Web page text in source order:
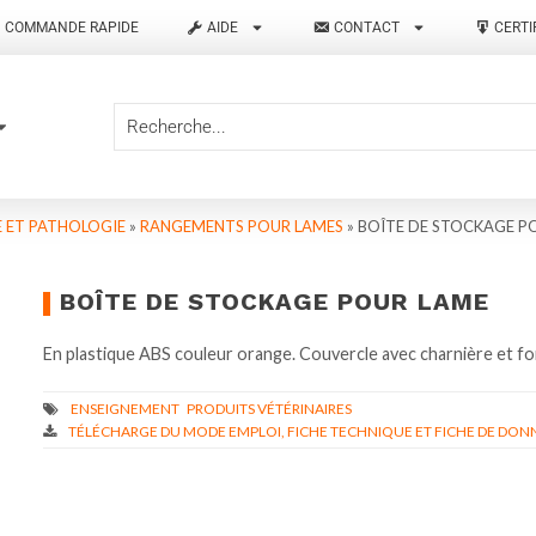
COMMANDE RAPIDE AIDE CONTACT
PATHOLOGIE » RANGEMENTS POUR LAMES » BOÎTE DE STOCKAGE
BOÎTE DE STOCKAGE POUR LAME
En plastique ABS couleur orange. Couvercle avec charnière et
TÉLÉCHARGE DU MODE EMPLOI, FICHE TECHNIQUE ET FICHE DE